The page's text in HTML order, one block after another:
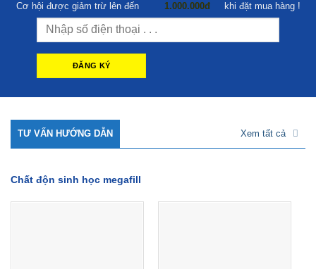
Cơ hội được giảm trừ lên đến 1.000.000đ khi đặt mua hàng !
TƯ VẤN HƯỚNG DẪN Xem tất cả
Chất độn sinh học megafill